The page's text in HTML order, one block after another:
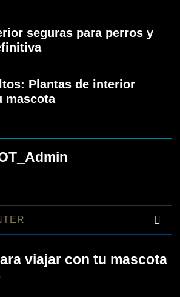
seguras para perros y
Plantas de interior
mascota
1
viajar con tu mascota